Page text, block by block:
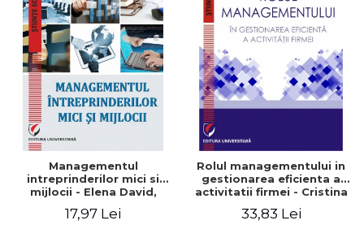
Managementul
intreprinderilor mici si
mijlocii - Elena David,
Roxana Carmen Ionescu,
17,97 Lei
Rolul managementului in
gestionarea eficienta a
activitatii firmei - Cristina
Gabriel Nastase, Mihaela-
33,83 Lei